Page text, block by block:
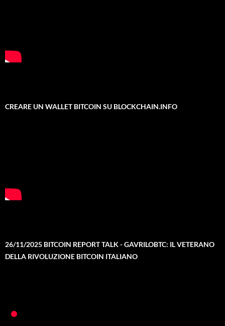
CREARE UN WALLET BITCOIN SU BLOCKCHAIN.INFO
26/11/2025 BITCOIN REPORT TALK - GAVRILOBTC: IL VETERANO
DELLA RIVOLUZIONE BITCOIN ITALIANO